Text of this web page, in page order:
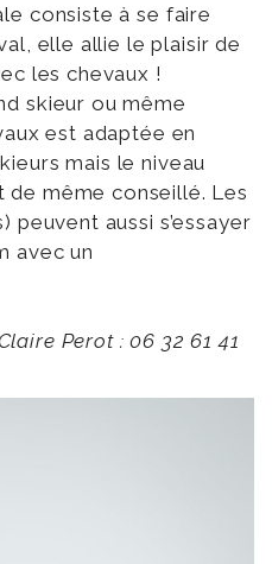
consiste à se faire
elle allie le plaisir de
les chevaux !
skieur ou même
est adaptée en
mais le niveau
même conseillé. Les
peuvent aussi s’essayer
avec un
Perot : 06 32 61 41